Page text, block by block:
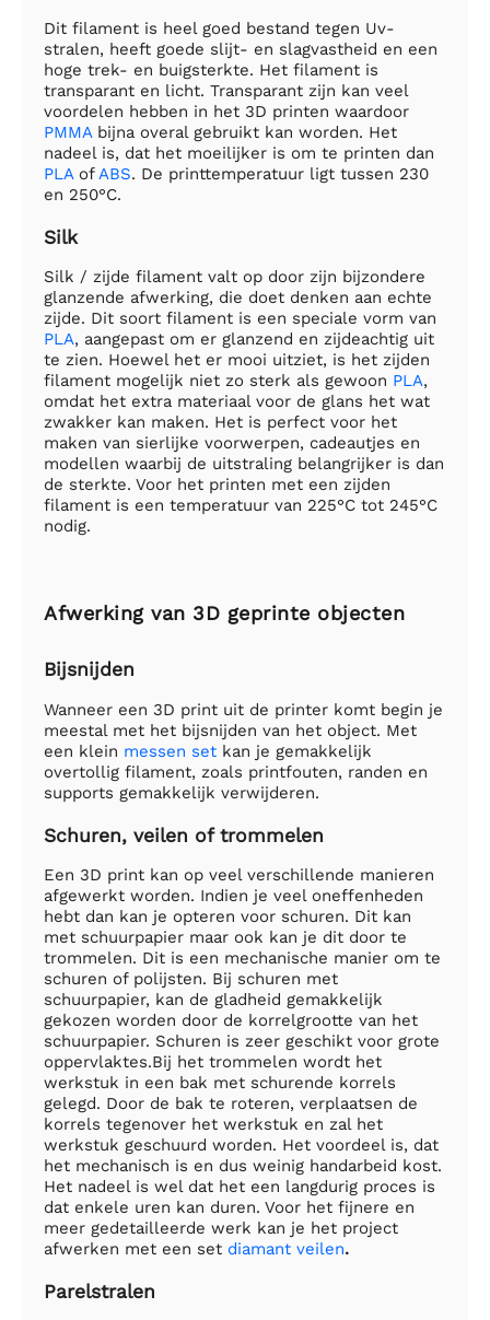
Dit filament is heel goed bestand tegen Uv-
stralen, heeft goede slijt- en slagvastheid en een
hoge trek- en buigsterkte. Het filament is
transparant en licht. Transparant zijn kan veel
voordelen hebben in het 3D printen waardoor
PMMAbijna overal gebruikt kan worden. Het
nadeel is, dat het moeilijker is om te printen dan
PLAofABS. De printtemperatuur ligt tussen 230
en 250°C.
Silk
Silk / zijde filament valt op door zijn bijzondere
glanzende afwerking, die doet denken aan echte
zijde. Dit soort filament is een speciale vorm van
PLA, aangepast om er glanzend en zijdeachtig uit
te zien. Hoewel het er mooi uitziet, is het zijden
filament mogelijk niet zo sterk als gewoon PLA,
omdat het extra materiaal voor de glans het wat
zwakker kan maken. Het is perfect voor het
maken van sierlijke voorwerpen, cadeautjes en
modellen waarbij de uitstraling belangrijker is dan
de sterkte. Voor het printen met een zijden
filament is een temperatuur van 225°C tot 245°C
nodig.
Afwerking van 3D geprinte objecten
Bijsnijden
Wanneer een 3D print uit de printer komt begin je
meestal met het bijsnijden van het object. Met
een klein messen set kan je gemakkelijk
overtollig filament, zoals printfouten, randen en
supports gemakkelijk verwijderen.
Schuren, veilen of trommelen
Een 3D print kan op veel verschillende manieren
afgewerkt worden. Indien je veel oneffenheden
hebt dan kan je opteren voor schuren. Dit kan
met schuurpapier maar ook kan je dit door te
trommelen. Dit is een mechanische manier om te
schuren of polijsten. Bij schuren met
schuurpapier, kan de gladheid gemakkelijk
gekozen worden door de korrelgrootte van het
schuurpapier. Schuren is zeer geschikt voor grote
oppervlaktes.Bij het trommelen wordt het
werkstuk in een bak met schurende korrels
gelegd. Door de bak te roteren, verplaatsen de
korrels tegenover het werkstuk en zal het
werkstuk geschuurd worden. Het voordeel is, dat
het mechanisch is en dus weinig handarbeid kost.
Het nadeel is wel dat het een langdurig proces is
dat enkele uren kan duren. Voor het fijnere en
meer gedetailleerde werk kan je het project
afwerken met een set diamant veilen.
Parelstralen